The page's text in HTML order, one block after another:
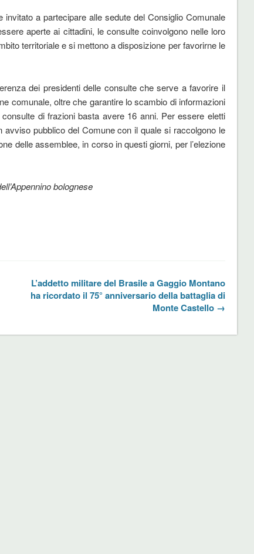
a partecipare alle sedute del Consiglio Comunale
aperte ai cittadini, le consulte coinvolgono nelle loro
territoriale e si mettono a disposizione per favorirne le
dei presidenti delle consulte che serve a favorire il
comunale, oltre che garantire lo scambio di informazioni
di frazioni basta avere 16 anni. Per essere eletti
pubblico del Comune con il quale si raccolgono le
delle assemblee, in corso in questi giorni, per l’elezione
bolognese
L’addetto militare del Brasile a Gaggio Montano
ha ricordato il 75° anniversario della battaglia di
Monte Castello →